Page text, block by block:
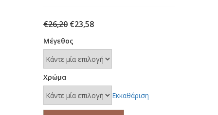
€26,20 Original
was:
€26,20.
€23,58Η
τιμή
είναι:
€23,58.
Μέγεθος
Χρώμα
Εκκαθάριση